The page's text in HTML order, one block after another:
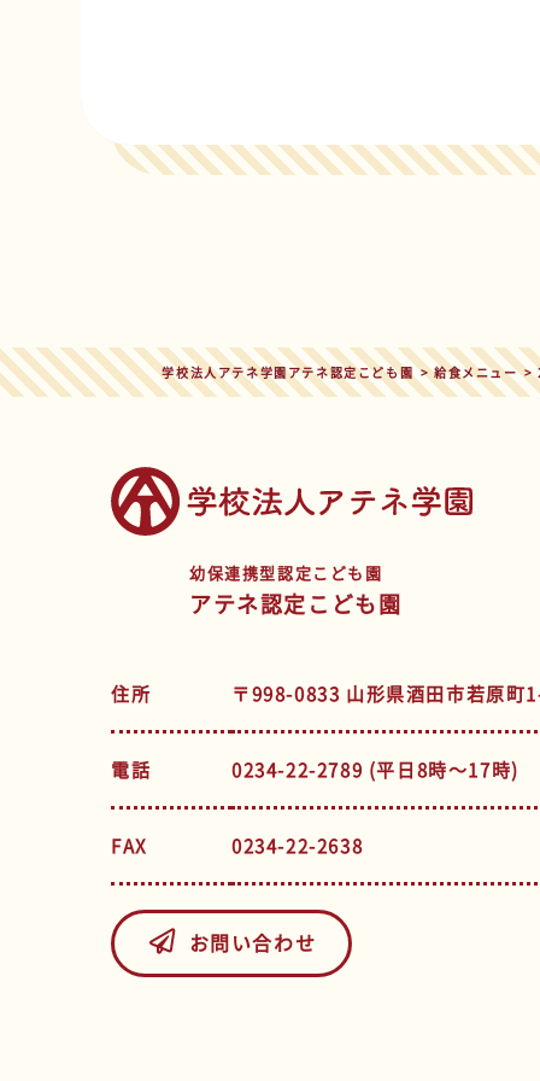
学校法人アテネ学園アテネ認定こども園>給食メニュー>
幼保連携型認定こども園
アテネ認定こども園
住所 〒998-0833 山形県酒田市若原町
電話 0234-22-2789 (平日8時～17時)
FAX 0234-22-2638
お問い合わせ